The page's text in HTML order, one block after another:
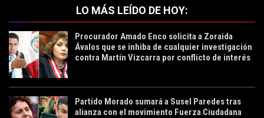
LO MÁS LEÍDO DE HOY:
Procurador Amado Enco solicita a Zoraida
Ávalos que se inhiba de cualquier investigación
contra Martín Vizcarra por conflicto de interés
Partido Morado sumará a Susel Paredes tras
alianza con el movimiento Fuerza Ciudadana